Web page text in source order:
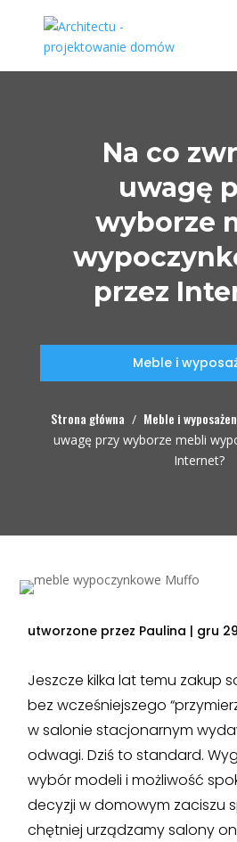
Na co
uwagę
wyborze
przez
Meble i
Strona główna / Meble i
uwagę przy wyborze mebli
Internet?
utworzone przez Paulina | gru
Jeszcze kilka lat temu zakup
bez wcześniejszego
w salonie stacjonarnym
odwagi. Dziś to standard.
wybór modeli i możliwość
decyzji w domowym zaciszu
chętniej urządzamy salony